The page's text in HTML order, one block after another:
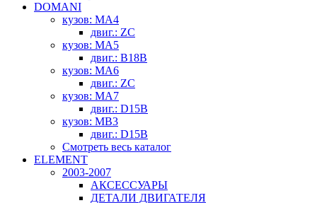
DOMANI
кузов: MA4
двиг.: ZC
кузов: MA5
двиг.: B18B
кузов: MA6
двиг.: ZC
кузов: MA7
двиг.: D15B
кузов: MB3
двиг.: D15B
Смотреть весь каталог
ELEMENT
2003-2007
АКСЕССУАРЫ
ДЕТАЛИ ДВИГАТЕЛЯ